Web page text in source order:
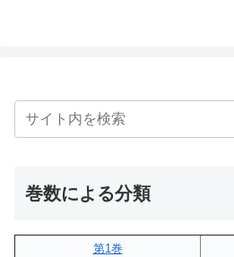
巻数による分類
第1巻